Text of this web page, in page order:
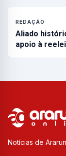
REDAÇÃO
Aliado
apoio à
Notícias de